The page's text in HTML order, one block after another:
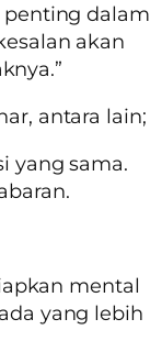
penting dalam
akan
antara lain;
yang sama.
mental
yang lebih